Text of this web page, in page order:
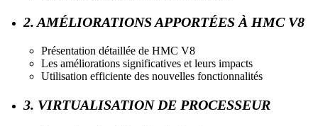
2. AMÉLIORATIONS APPORTÉES À HMC V8
Présentation détaillée de HMC V8
Les améliorations significatives et leurs impacts
Utilisation efficiente des nouvelles fonctionnalités
3. VIRTUALISATION DE PROCESSEUR